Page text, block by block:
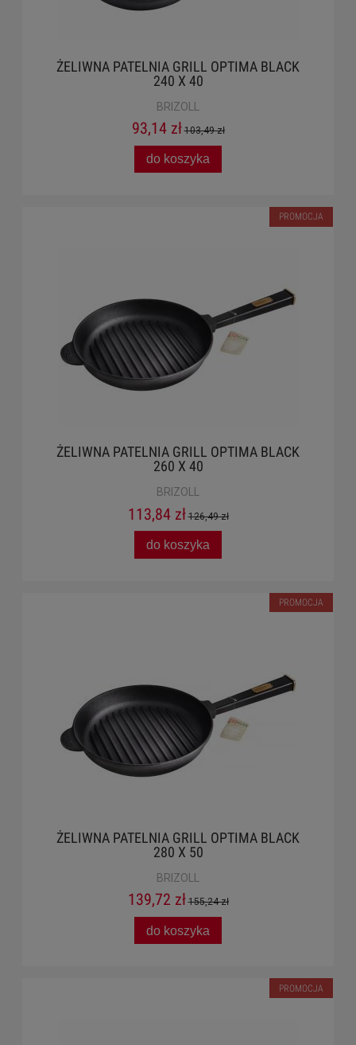
ŻELIWNA PATELNIA GRILL OPTIMA BLACK
240 X 40
BRIZOLL
93,14 zł 103,49 zł
do koszyka
ŻELIWNA PATELNIA GRILL OPTIMA BLACK
260 X 40
BRIZOLL
113,84 zł 126,49 zł
do koszyka
PROMOCJA
ŻELIWNA PATELNIA GRILL OPTIMA BLACK
280 X 50
BRIZOLL
139,72 zł 155,24 zł
do koszyka
PROMOCJA
PROMOCJA